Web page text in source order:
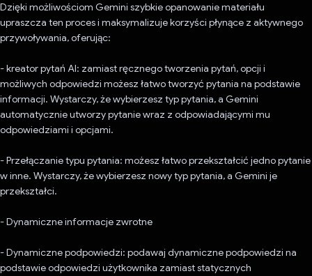
Dzięki możliwościom Gemini szybkie opanowanie materiału
upraszcza ten proces i maksymalizuje korzyści płynące z aktywnego
przywoływania, oferując:
- kreator pytań AI: zamiast ręcznego tworzenia pytań, opcji i
możliwych odpowiedzi możesz łatwo tworzyć pytania na podstawie
informacji. Wystarczy, że wybierzesz typ pytania, a Gemini
automatycznie utworzy pytanie wraz z odpowiadającymi mu
odpowiedziami i opcjami.
- Przełączanie typu pytania: możesz łatwo przekształcić jedno pytanie
w inne. Wystarczy, że wybierzesz nowy typ pytania, a Gemini je
przekształci.
- Dynamiczne informacje zwrotne
- Dynamiczne podpowiedzi: podawaj dynamiczne podpowiedzi na
podstawie odpowiedzi użytkownika zamiast statycznych